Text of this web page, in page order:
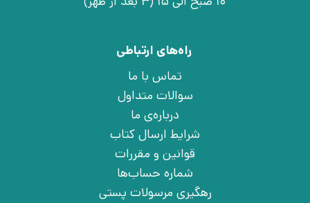
راه‌های ارتباطی
تماس با ما
سوالات متداول
درباره‌ی ما
شرایط ارسال کتاب
قوانین و مقررات
شماره حساب‌ها
رهگیری مرسولات پستی